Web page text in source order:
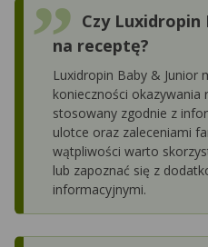
Czy Luxidropin
na receptę?
Luxidropin Baby & Junior
konieczności okazywania
stosowany zgodnie z
ulotce oraz zaleceniami
wątpliwości warto
lub zapoznać się z
informacyjnymi.